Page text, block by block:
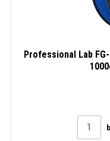
Professional Lab